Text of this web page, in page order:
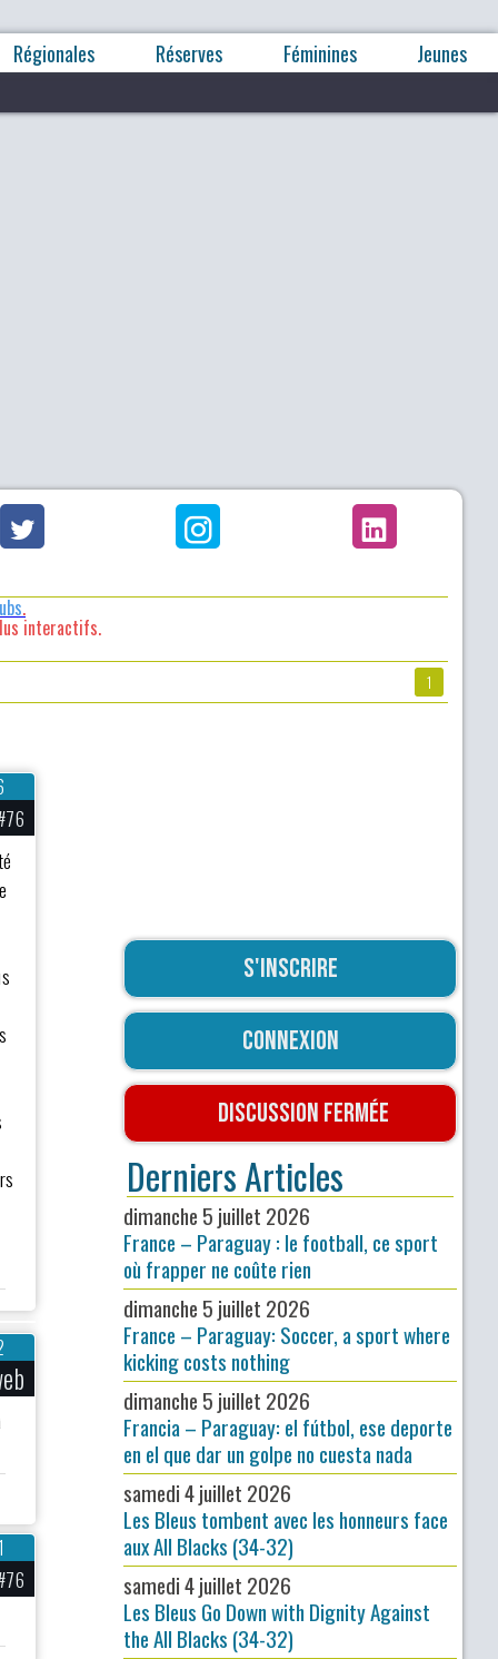
Régionales Réserves Féminines Jeunes
.
interactifs.
1
S'inscrire
Connexion
Discussion fermée
Derniers Articles
dimanche 5 juillet 2026
France – Paraguay : le football, ce sport
où frapper ne coûte rien
dimanche 5 juillet 2026
France – Paraguay: Soccer, a sport where
kicking costs nothing
dimanche 5 juillet 2026
Francia – Paraguay: el fútbol, ese deporte
en el que dar un golpe no cuesta nada
samedi 4 juillet 2026
Les Bleus tombent avec les honneurs face
aux All Blacks (34-32)
samedi 4 juillet 2026
Les Bleus Go Down with Dignity Against
the All Blacks (34-32)